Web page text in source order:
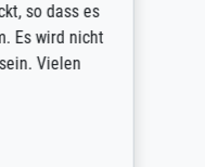
so dass es
Es wird nicht
Vielen